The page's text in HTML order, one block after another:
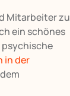
Mitarbeiter zu
ein schönes
psychische
in der